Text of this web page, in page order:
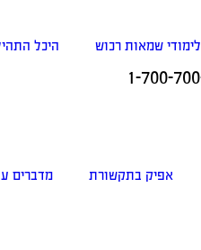
לימודי שמאות רכוש היכל
אפיק בתקשורת מדברים